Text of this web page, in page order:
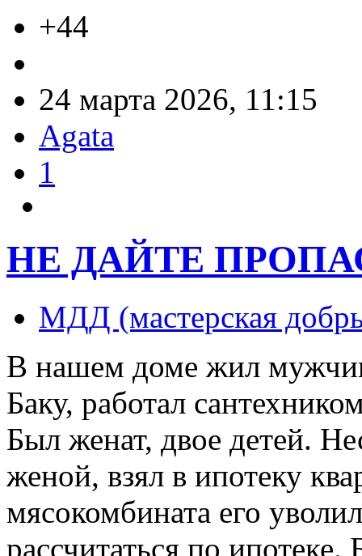
+44
24 марта 2026, 11:15
Agata
1
НЕ ДАЙТЕ
МДД (мастерская
В нашем доме жил
Баку, работал
Был женат, двое детей.
женой, взял в ипотеку
мясокомбината его
рассчитаться по